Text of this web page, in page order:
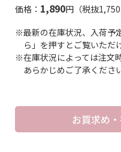
価格： 1,890円（税抜1,750
※最新の在庫状況、入荷予
ら」を押すとご覧いただ
※在庫状況によっては注文
あらかじめご了承くださ
お買求め